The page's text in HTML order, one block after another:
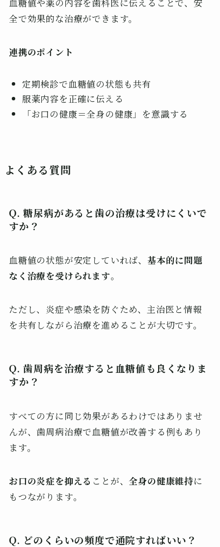
血糖値や薬の内容を歯科医に伝えることで、安
全で効果的な治療ができます。
連携のポイント
定期検診で血糖値の状態も共有
服薬内容を正確に伝える
「お口の健康＝全身の健康」を意識する
よくある質問
Q. 糖尿病があると歯の治療は受けにくいで
すか？
血糖値の状態が安定していれば、 基本的に問題
なく治療を受けられます。
ただし、炎症や感染を防ぐため、主治医と情報
を共有しながら治療を進めることが大切です。
Q. 歯周病を治療すると血糖値も良くなりま
すか？
すべての方に同じ効果があるわけではありませ
んが、歯周病治療で血糖値が改善する例もあり
ます。
お口の炎症を抑える ことが、全身の健康維持に
もつながります。
Q. どのくらいの頻度で通院すればいい？